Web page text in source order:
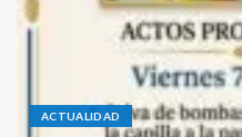
ACTUALIDAD